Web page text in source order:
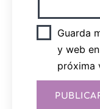
Guarda
y web
próxima